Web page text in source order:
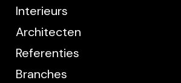
Interieurs
Architecten
Referenties
Branches